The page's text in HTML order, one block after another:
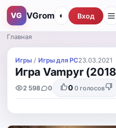
VG VGrom ◐ Вход
Главная
Игры / Игры для PС23.03.2021
Игра Vampyr
2 598 0 0 0 голосов